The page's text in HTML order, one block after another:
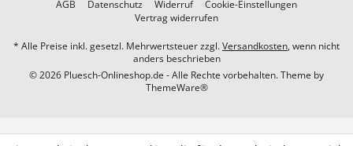
AGB Datenschutz Widerruf
Cookie-Einstellungen
Vertrag widerrufen
* Alle Preise inkl. gesetzl. Mehrwertsteuer zzgl.Versandkosten, wenn nicht
anders beschrieben
© 2026 Pluesch-Onlineshop.de - Alle Rechte vorbehalten. Theme by
ThemeWare®